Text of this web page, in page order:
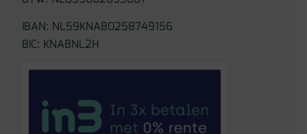
IBAN: NL59KNAB0258749156
BIC: KNABNL2H